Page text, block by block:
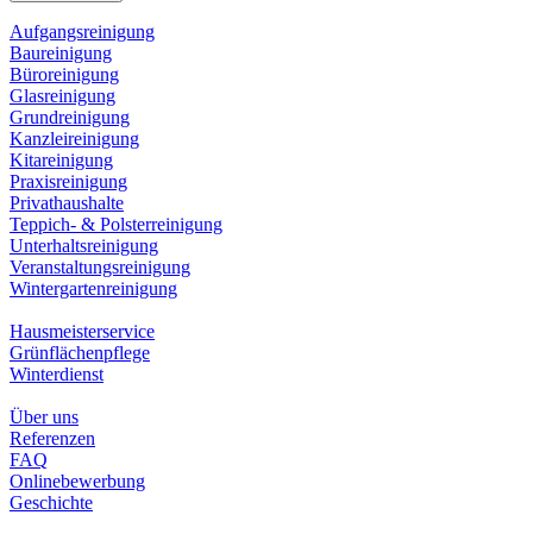
Aufgangsreinigung
Baureinigung
Büroreinigung
Glasreinigung
Grundreinigung
Kanzleireinigung
Kitareinigung
Praxisreinigung
Privathaushalte
Teppich- & Polsterreinigung
Unterhaltsreinigung
Veranstaltungsreinigung
Wintergartenreinigung
Hausmeisterservice
Grünflächenpflege
Winterdienst
Über uns
Referenzen
FAQ
Onlinebewerbung
Geschichte